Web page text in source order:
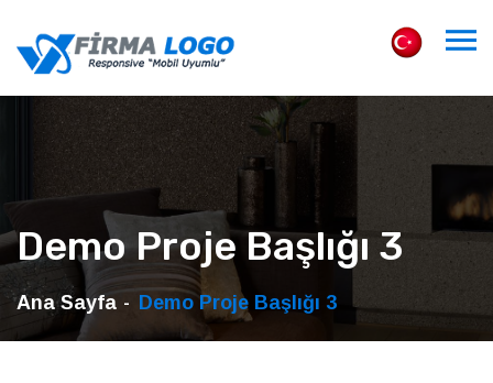
Demo Proje Başlığı 3
Ana Sayfa Demo Proje Başlığı 3